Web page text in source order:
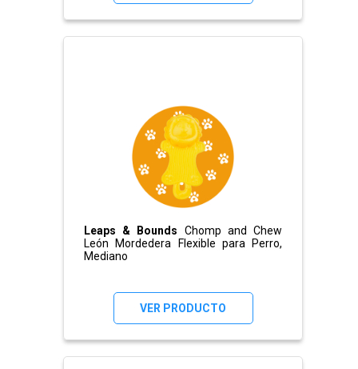
Leaps & Bounds Chomp and Chew
León Mordedera Flexible para Perro,
Mediano
VER PRODUCTO